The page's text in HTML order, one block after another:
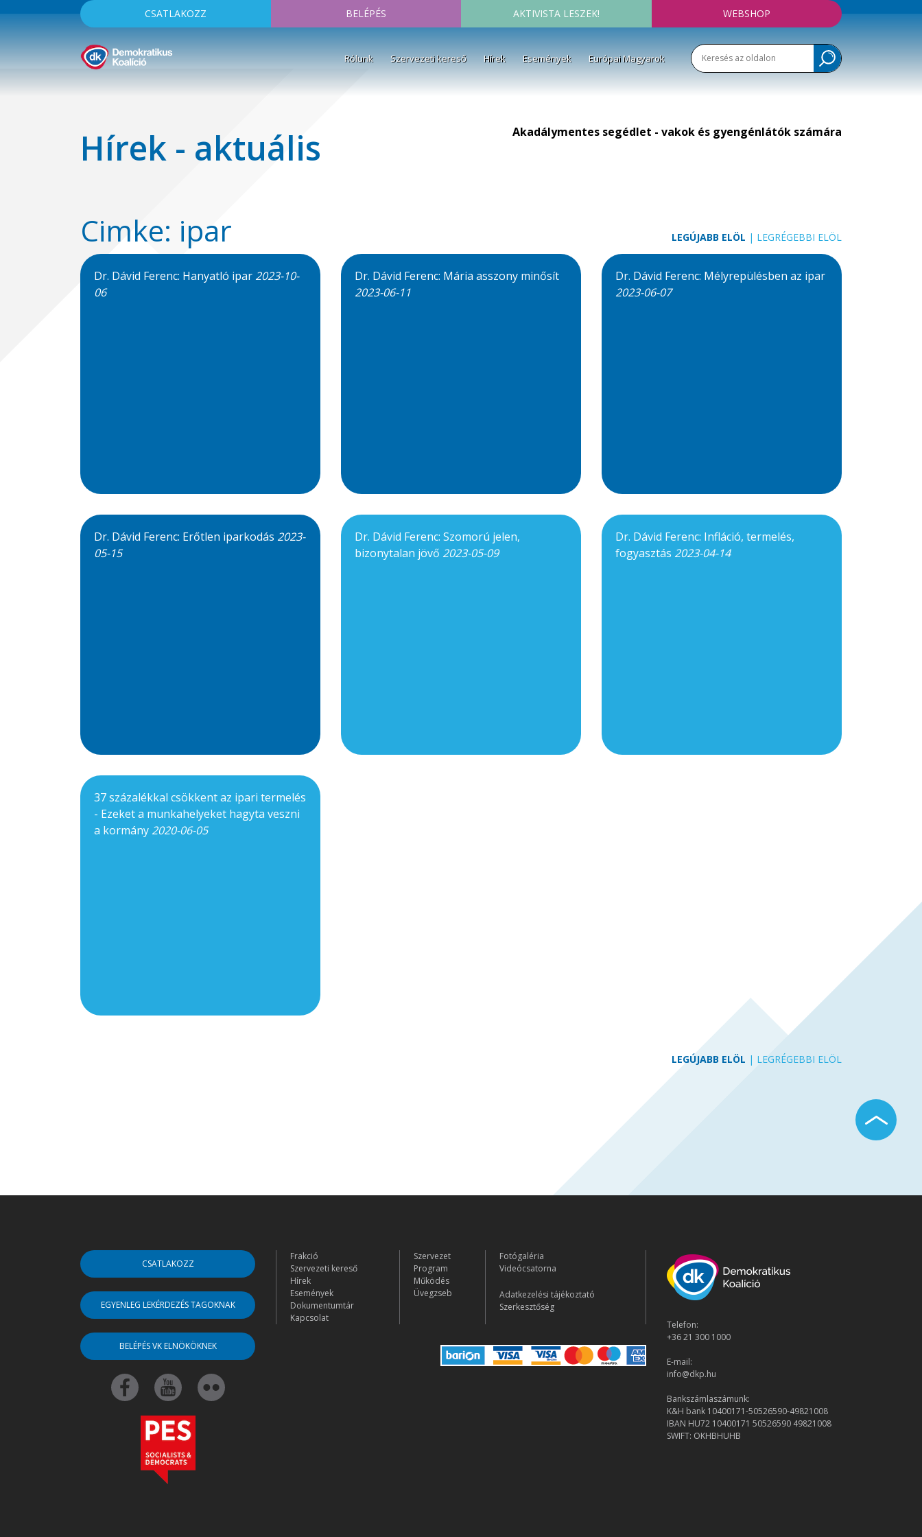
CSATLAKOZZ BELÉPÉS AKTIVISTA LESZEK! WEBSHOP
Rólunk Szervezeti kereső Hírek Események Európai Magyarok
Hírek - aktuális Akadálymentes segédlet - vakok és gyengénlátók számára
Cimke: ipar LEGÚJABB ELÖL | LEGRÉGEBBI ELÖL
Dr. Dávid Ferenc: Hanyatló ipar 2023-10-
06
Dr. Dávid Ferenc: Mária asszony minősít
2023-06-11
Dr. Dávid Ferenc: Mélyrepülésben az ipar
2023-06-07
Dr. Dávid Ferenc: Erőtlen iparkodás 2023-
05-15
Dr. Dávid Ferenc: Szomorú jelen,
bizonytalan jövő 2023-05-09
Dr. Dávid Ferenc: Infláció, termelés,
fogyasztás 2023-04-14
37 százalékkal csökkent az ipari termelés
- Ezeket a munkahelyeket hagyta veszni
a kormány 2020-06-05
LEGÚJABB ELÖL | LEGRÉGEBBI ELÖL
CSATLAKOZZ
EGYENLEG LEKÉRDEZÉS TAGOKNAK
BELÉPÉS VK ELNÖKÖKNEK
Frakció
Szervezeti kereső
Hírek
Események
Dokumentumtár
Kapcsolat
Szervezet
Program
Működés
Üvegzseb
Fotógaléria
Videócsatorna
Adatkezelési tájékoztató
Szerkesztőség
Telefon:
+36 21 300 1000
E-mail:
info@dkp.hu
Bankszámlaszámunk:
K&H bank 10400171-50526590-49821008
IBAN HU72 10400171 50526590 49821008
SWIFT: OKHBHUHB